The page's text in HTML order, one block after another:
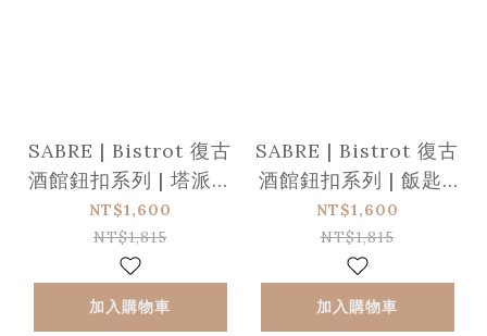
SABRE | Bistrot 復古
酒館鈕扣系列 | 塔派鏟
| 亮面 | 沙丘白
NT$1,600
NT$1,815
加入購物車
SABRE | Bistrot 復古
酒館鈕扣系列 | 飯匙/
淺湯勺 | 亮面 | 沙丘白
NT$1,600
NT$1,815
加入購物車